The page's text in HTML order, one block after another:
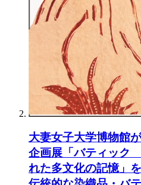
大妻女子大学博物館
企画展「バティック
れた多文化の記憶」